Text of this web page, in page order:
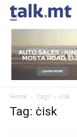
Home Tags ċisk
Tag: ċisk